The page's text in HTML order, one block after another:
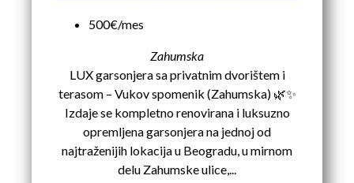
500€/mes
Zahumska
LUX garsonjera sa privatnim dvorištem i
terasom – Vukov spomenik (Zahumska) 🌿✨
Izdaje se kompletno renovirana i luksuzno
opremljena garsonjera na jednoj od
najtraženijih lokacija u Beogradu, u mirnom
delu Zahumske ulice,...